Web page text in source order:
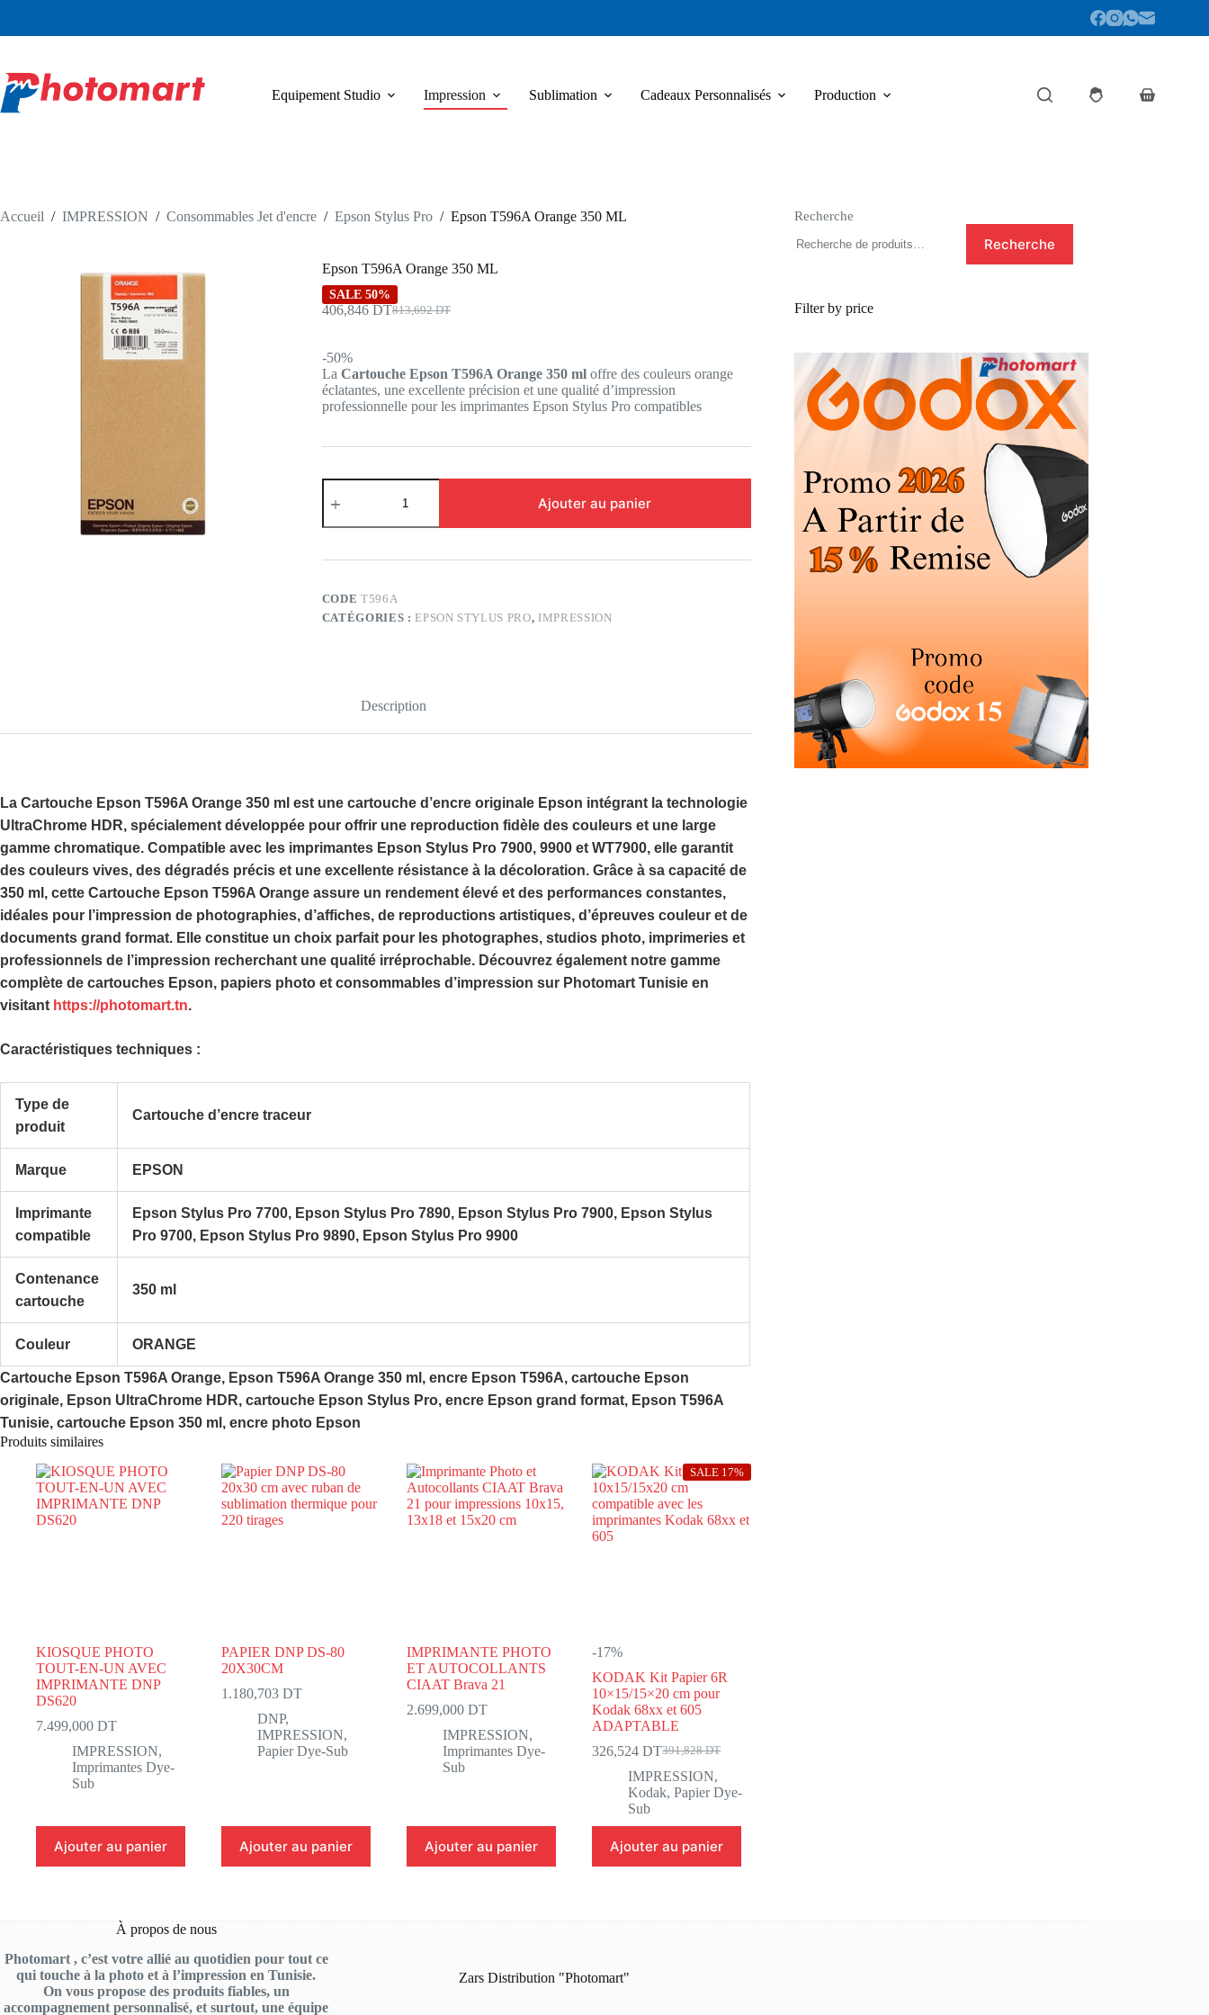
contenu
Equipement Studio Impression Sublimation Cadeaux Personnalisés Production
Panier
Accueil / IMPRESSION / Consommables Jet d'encre / Epson Stylus Pro / Epson T596A Orange 350 ML
Epson T596A Orange 350 ML
SALE 50%
813,692DT
Le
était :
813,692 DT.
406,846 DTLe
est :
406,846 DT.
-50%
La Cartouche Epson T596A Orange 350 mloffre des couleurs orange
éclatantes, une excellente précision et une qualité d’impression
professionnelle pour les imprimantes Epson Stylus Pro compatibles
quantité
de
T596A
350
Ajouter au panier
CODET596A
CATÉGORIES :EPSON STYLUS PRO, IMPRESSION
Description
La Cartouche Epson T596A Orange 350 ml est une cartouche d’encre originale Epson intégrant la technologie
UltraChrome HDR, spécialement développée pour offrir une reproduction fidèle des couleurs et une large
gamme chromatique. Compatible avec les imprimantes Epson Stylus Pro 7900, 9900 et WT7900, elle garantit
des couleurs vives, des dégradés précis et une excellente résistance à la décoloration. Grâce à sa capacité de
350 ml , cette Cartouche Epson T596A Orange assure un rendement élevé et des performances constantes,
idéales pour l’impression de photographies, d’affiches, de reproductions artistiques, d’épreuves couleur et de
documents grand format. Elle constitue un choix parfait pour les photographes, studios photo, imprimeries et
professionnels de l’impression recherchant une qualité irréprochable. Découvrez également notre gamme
complète de cartouches Epson, papiers photo et consommables d’impression sur Photomart Tunisie en
visitant https://photomart.tn.
Caractéristiques techniques :
Type de
produit
Cartouche d’encre traceur
Marque EPSON
Imprimante
compatible
Epson Stylus Pro 7700, Epson Stylus Pro 7890, Epson Stylus Pro 7900, Epson Stylus
Pro 9700, Epson Stylus Pro 9890, Epson Stylus Pro 9900
Contenance
cartouche
350 ml
Couleur ORANGE
Cartouche Epson T596A Orange, Epson T596A Orange 350 ml, encre Epson T596A, cartouche Epson
originale, Epson UltraChrome HDR, cartouche Epson Stylus Pro, encre Epson grand format, Epson T596A
Tunisie, cartouche Epson 350 ml, encre photo Epson
Produits similaires
KIOSQUE PHOTO
TOUT-EN-UN AVEC
IMPRIMANTE DNP
DS620
7.499,000 DT
IMPRESSION,
Imprimantes Dye-
Sub
Ajouter au panier
PAPIER DNP DS-80
20X30CM
1.180,703DT
DNP,
IMPRESSION,
Papier Dye-Sub
Ajouter au panier
IMPRIMANTE PHOTO
ET AUTOCOLLANTS
CIAAT Brava 21
2.699,000DT
IMPRESSION,
Imprimantes Dye-
Sub
Ajouter au panier
-17%
KODAK Kit Papier 6R
10×15/15×20 cm pour
Kodak 68xx et 605
ADAPTABLE
SALE 17%
391,828DT
Le
prix
initial
326,524DTLe
prix
actuel
IMPRESSION,
Kodak,Papier Dye-
Sub
Ajouter au panier
Recherche
Recherche
Filter by price
À propos de nous
Photomart , c’est votre allié au quotidien pour tout ce
qui touche à la photo et à l’impression en Tunisie.
On vous propose des produits fiables, un
accompagnement personnalisé, et surtout, une équipe
Zars Distribution "Photomart"